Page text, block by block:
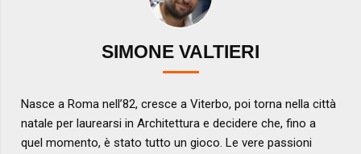
SIMONE VALTIERI
Nasce a Roma nell’82, cresce a Viterbo, poi torna nella città
natale per laurearsi in Architettura e decidere che, fino a
quel momento, è stato tutto un gioco. Le vere passioni